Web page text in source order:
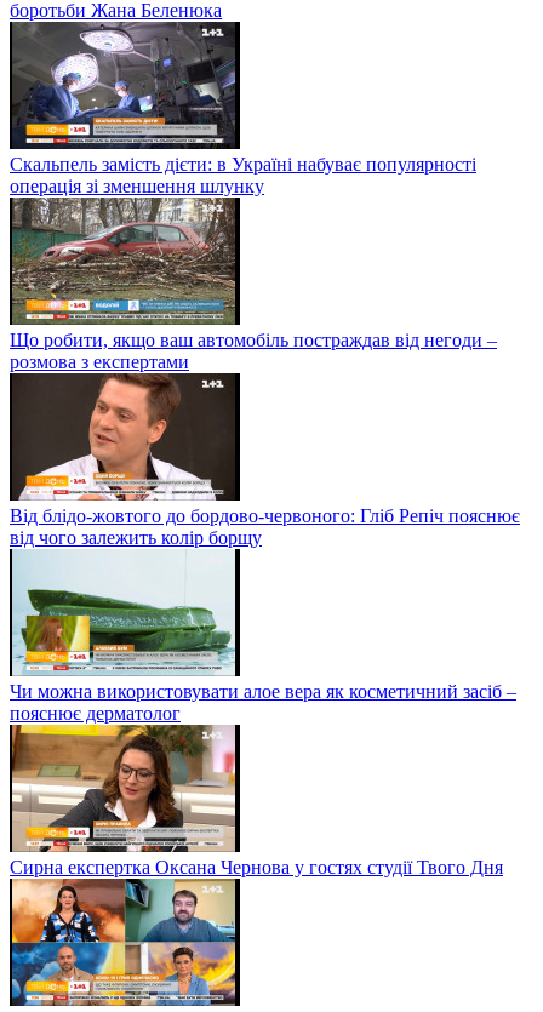
боротьби Жана Беленюка
Скальпель замість дієти: в Україні набуває популярності
операція зі зменшення шлунку
Що робити, якщо ваш автомобіль постраждав від негоди –
розмова з експертами
Від блідо-жовтого до бордово-червоного: Гліб Репіч пояснює
від чого залежить колір борщу
Чи можна використовувати алое вера як косметичний засіб –
пояснює дерматолог
Сирна експертка Оксана Чернова у гостях студії Твого Дня